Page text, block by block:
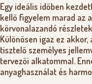
Egy ideális időben
kellő figyelem marad az
körvonalazandó
Különösen igaz ez
tisztelő személyes
tervezői alkatommal.
anyaghasználat és